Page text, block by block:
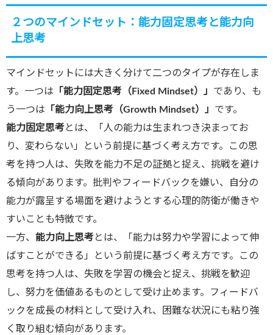
２つのマインドセット：能力固定思考と能力向
上思考
マインドセットには大きく分けて二つのタイプが存在しま
す。一つは 「能力固定思考（Fixed Mindset）」 であり、も
う一つは 「能力向上思考（Growth Mindset）」 です。
能力固定思考 とは、「人の能力は生まれつき決まってお
り、変わらない」という前提に基づく考え方です。この思
考を持つ人は、失敗を能力不足の証拠と捉え、挑戦を避け
る傾向があります。批判やフィードバックを嫌い、自分の
能力が露呈する場面を避けようとする心理的防衛が働きや
すいことも特徴です。
一方、 能力向上思考 とは、「能力は努力や学習によって伸
ばすことができる」という前提に基づく考え方です。この
思考を持つ人は、失敗を学習の機会と捉え、挑戦を歓迎
し、努力を価値あるものとして受け止めます。フィードバ
ックを成長の材料として受け入れ、困難な状況にも粘り強
く取り組む傾向があります。